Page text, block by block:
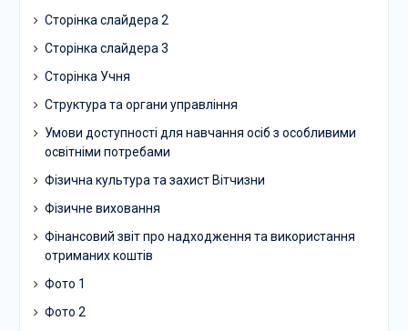
Сторінка слайдера 2
Сторінка слайдера 3
Сторінка Учня
Структура та органи управління
Умови доступності для навчання осіб з особливими
освітніми потребами
Фізична культура та захист Вітчизни
Фізичне виховання
Фінансовий звіт про надходження та використання
отриманих коштів
Фото 1
Фото 2